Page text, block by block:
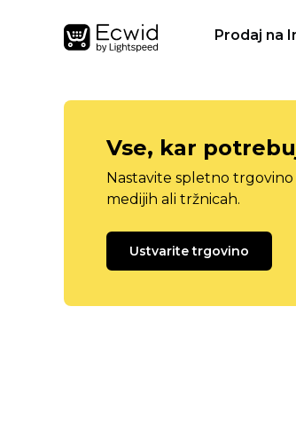
Prodaj na
Vse, kar
Nastavite spletno
medijih ali tržnicah.
Ustvarite trgovino